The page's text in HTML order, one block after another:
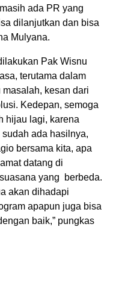
ada PR yang
dilanjutkan dan bisa
Mulyana.
Pak Wisnu
terutama dalam
kesan dari
Kedepan, semoga
hijau lagi, karena
ada hasilnya,
bersama kita, apa
datang di
yang berbeda.
akan dihadapi
apapun juga bisa
baik,” pungkas